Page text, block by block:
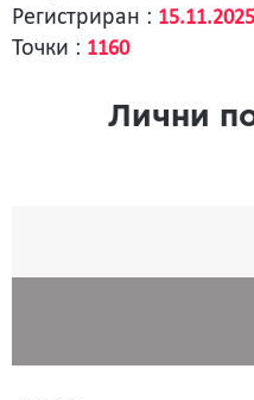
Регистриран : 15.11.2025
Точки : 1160
Лични